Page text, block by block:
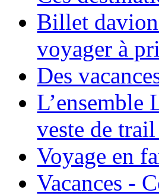
Billet
voyager à
Des
veste de
Voyage en
Vacances -